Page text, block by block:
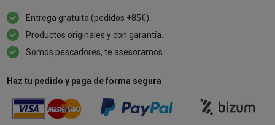
Entrega gratuita (pedidos +85€).
Productos originales y con garantía.
Somos pescadores, te asesoramos.
Haz tu pedido y paga de forma segura